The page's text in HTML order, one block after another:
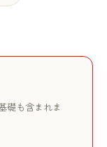
礎も含まれま